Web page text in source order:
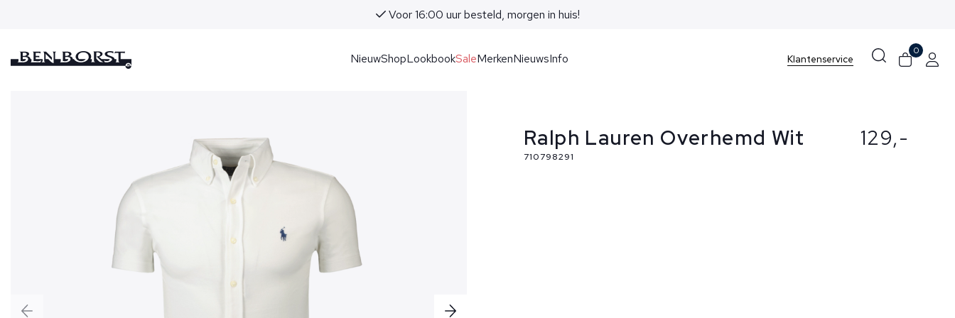
Voor 16:00 uur besteld, morgen in huis!
NieuwShopLookbookSaleMerkenNieuwsInfo Klantenservice
0
Ralph Lauren Overhemd Wit
710798291
129,-